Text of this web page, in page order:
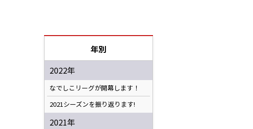
年別
2022年
なでしこリーグが開幕します！
2021シーズンを振り返ります!
2021年